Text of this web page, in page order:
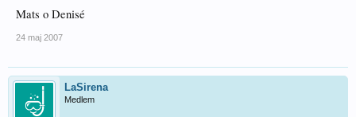
Mats o Denisé
24 maj 2007
LaSirena
Medlem